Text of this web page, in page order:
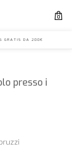
0
GRATIS DA
presso i